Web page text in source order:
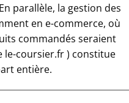
parallèle, la gestion des
en e-commerce, où
commandés seraient
le-coursier.fr ) constitue
entière.